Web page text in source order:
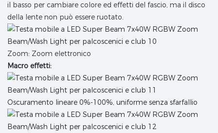
il basso per cambiare colore ed effetti del fascio, ma il disco
della lente non può essere ruotato.
Zoom: Zoom elettronico
Macro effetti:
Oscuramento lineare 0%-100%, uniforme senza sfarfallio